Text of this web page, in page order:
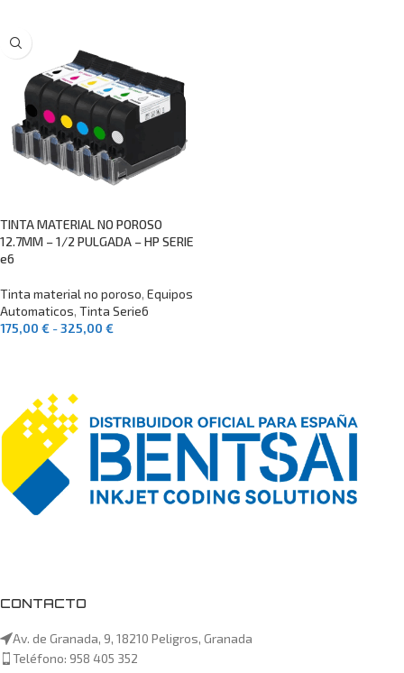
TINTA MATERIAL NO POROSO
12.7MM – 1/2 PULGADA – HP SERIE
e6
Tinta material no poroso, Equipos
Automaticos, Tinta Serie6
175,00 € -325,00 €
CONTACTO
Av. de Granada, 9, 18210 Peligros, Granada
Teléfono: 958 405 352